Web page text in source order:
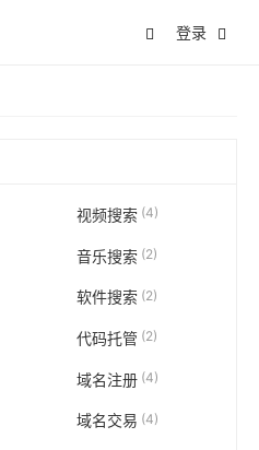
登录
视频搜索 (4)
音乐搜索 (2)
软件搜索 (2)
代码托管(2)
域名注册(4)
域名交易 (4)